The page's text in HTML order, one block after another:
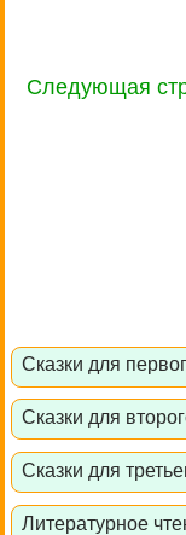
Следующая
Сказки для
Сказки для
Сказки для
Литературное